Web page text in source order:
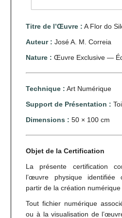
Titre de l’Œuvre : A Flor do
Auteur : José A. M. Correia
Nature : Œuvre Exclusive —
Technique : Art Numérique
Support de Présentation :
Dimensions : 50 × 100 cm
Objet de la Certification
La présente certification
l’œuvre physique identifiée
partir de la création numérique
Tout fichier numérique
ou à la visualisation de